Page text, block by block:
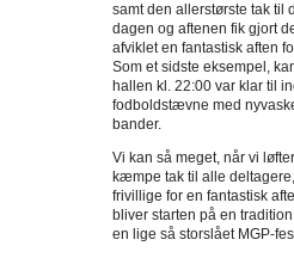
samt den allerstørste tak til
dagen og aftenen fik gjort
afviklet en fantastisk aften
Som et sidste eksempel,
hallen kl. 22:00 var klar til
fodboldstævne med
bander.
Vi kan så meget, når vi
kæmpe tak til alle
frivillige for en fantastisk
bliver starten på en
en lige så storslået MGP-